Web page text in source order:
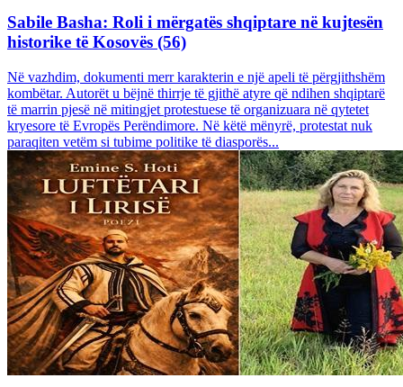
Sabile Basha: Roli i mërgatës shqiptare në kujtesën
historike të Kosovës (56)
Në vazhdim, dokumenti merr karakterin e një apeli të përgjithshëm
kombëtar. Autorët u bëjnë thirrje të gjithë atyre që ndihen shqiptarë
të marrin pjesë në mitingjet protestuese të organizuara në qytetet
kryesore të Evropës Perëndimore. Në këtë mënyrë, protestat nuk
paraqiten vetëm si tubime politike të diasporës...